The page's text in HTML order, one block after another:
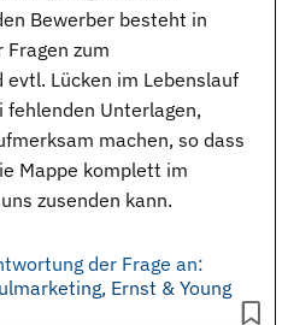
Bewerber besteht in
Fragen zum
evtl. Lücken im Lebenslauf
Unterlagen,
machen, so dass
Mappe komplett im
uns zusenden kann.
der Frage an:
Ernst & Young